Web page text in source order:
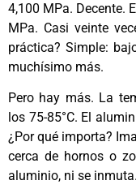
4,100 MPa. Decente.
MPa. Casi veinte
práctica? Simple:
muchísimo más.
Pero hay más. La
los 75-85°C. El
¿Por qué importa?
cerca de hornos o
aluminio, ni se inmuta.